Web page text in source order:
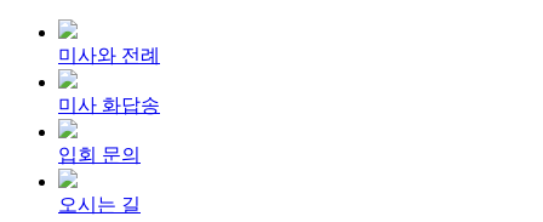
미사와 전례
미사 화답송
입회 문의
오시는 길